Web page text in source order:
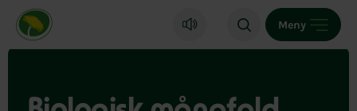
Miljöpartiet de gröna, startsida
Meny